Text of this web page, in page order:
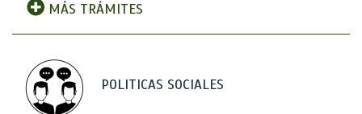
MÁS TRÁMITES
POLITICAS SOCIALES